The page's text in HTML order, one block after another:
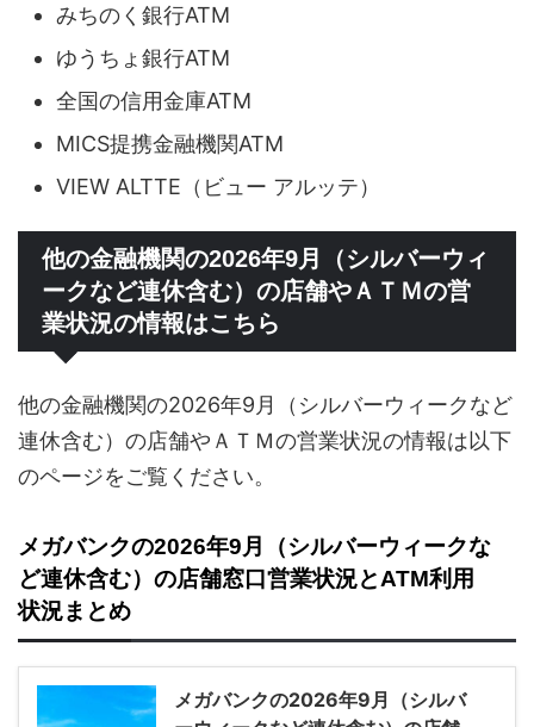
みちのく銀行ATM
ゆうちょ銀行ATM
全国の信用金庫ATM
MICS提携金融機関ATM
VIEW ALTTE（ビュー アルッテ）
他の金融機関の2026年9月（シルバーウィ
ークなど連休含む）の店舗やＡＴＭの営
業状況の情報はこちら
他の金融機関の2026年9月（シルバーウィークなど
連休含む）の店舗やＡＴＭの営業状況の情報は以下
のページをご覧ください。
メガバンクの2026年9月（シルバーウィークな
ど連休含む）の店舗窓口営業状況とATM利用
状況まとめ
メガバンクの2026年9月（シルバ